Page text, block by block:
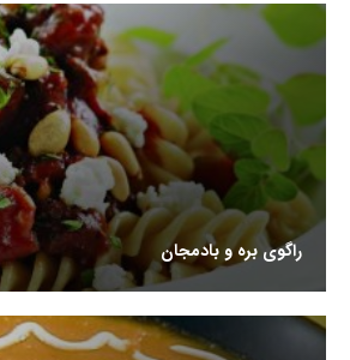
راگوی بره و بادمجان